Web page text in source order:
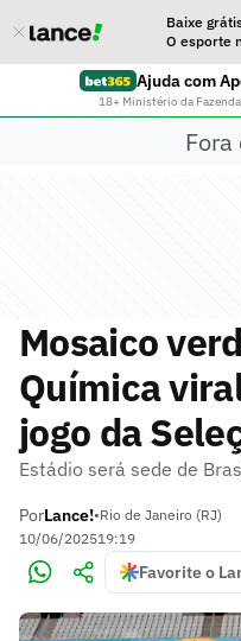
Baixe
O esporte
Ajuda com
18+ Ministério da
Fora
Mosaico
Química
jogo da
Estádio será sede de
PorLance!•Rio de Janeiro (RJ)
10/06/202519:19
Favorite o